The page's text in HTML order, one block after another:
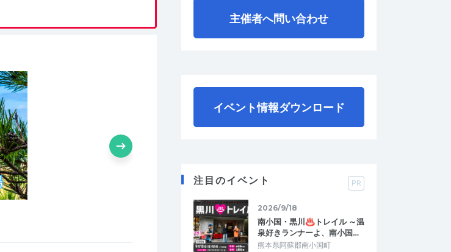
主催者へ問い合わせ
イベント情報ダウンロード
注目のイベント PR
2026/9/18
南小国・黒川♨トレイル ～温
泉好きランナーよ、南小国…
熊本県阿蘇郡南小国町